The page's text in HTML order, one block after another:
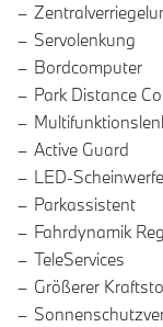
Servolenkung
Bordcomputer
Park Distance
Active Guard
LED-
Parkassistent
Fahrdynamik
TeleServices
Größerer